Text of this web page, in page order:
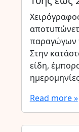
παραγώγων
Στην
είδη,
Read more »